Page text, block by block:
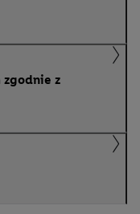
z